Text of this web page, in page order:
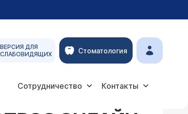
ВЕРСИЯ ДЛЯ
СЛАБОВИДЯЩИХ
Стоматология
Сотрудничество Контакты